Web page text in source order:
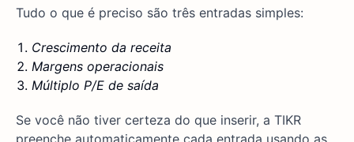
Tudo o que é preciso são três entradas simples:
Crescimento da receita
Margens operacionais
Múltiplo P/E de saída
Se você não tiver certeza do que inserir, a TIKR